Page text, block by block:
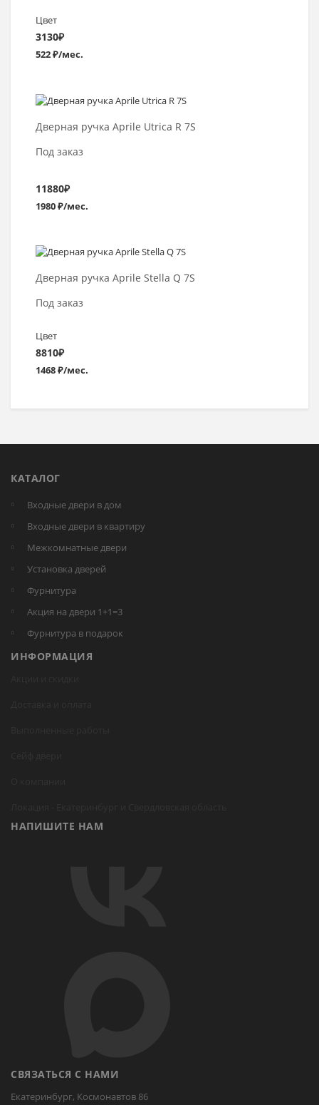
Цвет
3130₽
522 ₽/мес.
Дверная ручка Aprile Utrica R 7S
Под заказ
11880₽
1980 ₽/мес.
В корзину
Дверная ручка Aprile Stella Q 7S
Под заказ
Цвет
8810₽
1468 ₽/мес.
Выбрать >
КАТАЛОГ
Входные двери в дом
Входные двери в квартиру
Межкомнатные двери
Установка дверей
Фурнитура
Акция на двери 1+1=3
Фурнитура в подарок
ИНФОРМАЦИЯ
НАПИШИТЕ НАМ
СВЯЗАТЬСЯ С НАМИ
Екатеринбург, Космонавтов 86